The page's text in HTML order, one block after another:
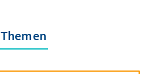
Themen